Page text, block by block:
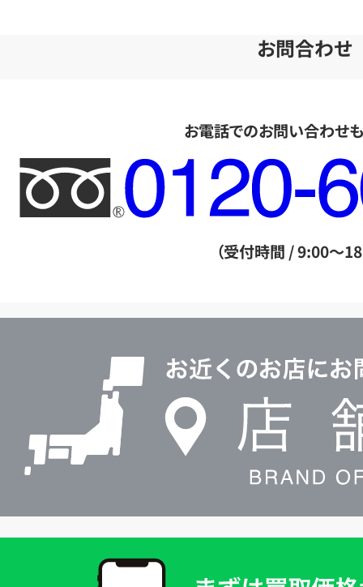
お問合わせ
お電話でのお問い合わせ
フ
リ
ー
ル
（受付時間 / 9:00～